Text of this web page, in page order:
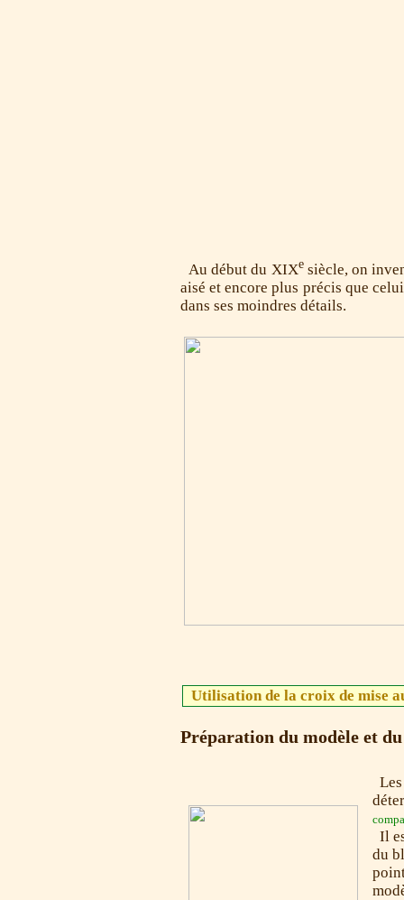
Au début du XIXesiècle, on
aisé et encore plus précis que
dans ses moindres détails.
Utilisation de la croix de mise
Préparation du modèle et
Il
du